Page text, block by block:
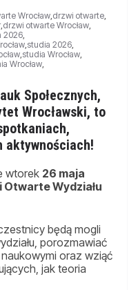
Wrocław,drzwi otwarte,
,drzwi otwarte Wrocław,
2026,
,studia 2026,
,studia Wrocław,
Wrocław,
Społecznych,
Wrocławski, to
aktywnościach!
wtorek 26 maja
Otwarte Wydziału
będą mogli
porozmawiać
oraz wziąć
jak teoria